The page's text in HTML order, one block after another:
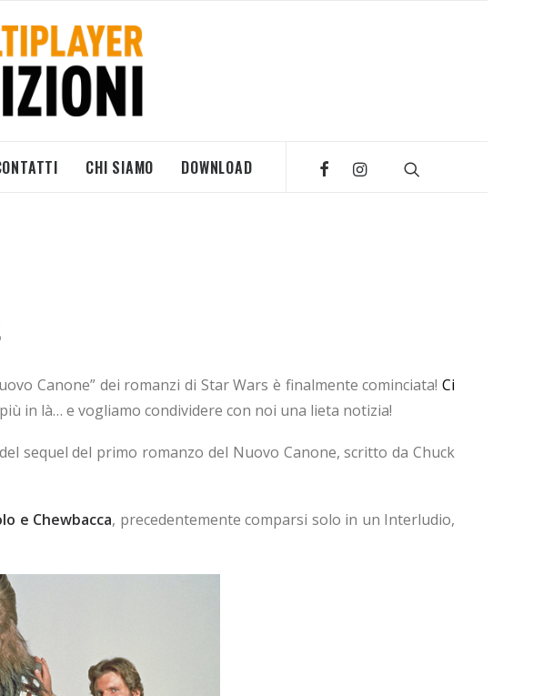
CHI SIAMO DOWNLOAD
Canone” dei romanzi di Star Wars è finalmente cominciata!Ci
in là… e vogliamo condividere con noi una lieta notizia!
sequel del primo romanzo del Nuovo Canone, scritto da Chuck
e Chewbacca, precedentemente comparsi solo in un Interludio,